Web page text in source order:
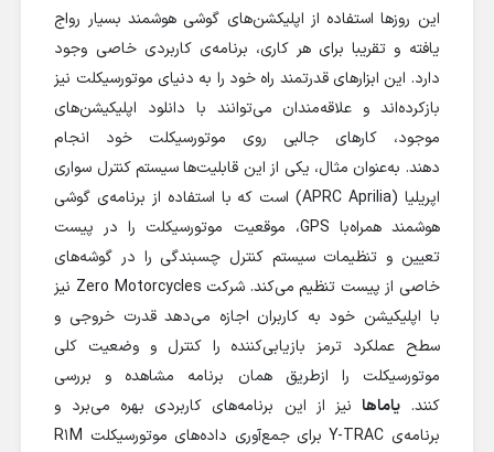
این روزها استفاده از اپلیکشن‌های گوشی هوشمند بسیار رواج
یافته و تقریبا‌ برای هر کاری، برنامه‌ی کاربردی خاصی وجود
دارد. این ابزارهای قدرتمند راه خود را به دنیای موتورسیکلت نیز
بازکرده‌اند و علاقه‌مندان می‌توانند با دانلود اپلیکیشن‌های
موجود، کارهای جالبی روی موتورسیکلت خود انجام
دهند. به‌عنوان مثال، یکی از این قابلیت‌ها سیستم کنترل سواری
اپریلیا (APRC Aprilia) است که با استفاده از برنامه‌ی گوشی
هوشمند همراه‌با GPS، موقعیت موتورسیکلت را در پیست
تعیین و تنظیمات سیستم کنترل چسبندگی را در گوشه‌های
خاصی از پیست تنظیم می‌کند. شرکت Zero Motorcycles نیز
با اپلیکیشن خود به کاربران اجازه می‌دهد قدرت خروجی و
سطح عملکرد ترمز بازیابی‌کننده را کنترل و وضعیت کلی
موتورسیکلت را ازطریق همان برنامه مشاهده و بررسی
کنند. یاماهانیز از این برنامه‌های کاربردی بهره می‌برد و
برنامه‌ی Y-TRAC برای جمع‌آوری داده‌های موتورسیکلت R1M